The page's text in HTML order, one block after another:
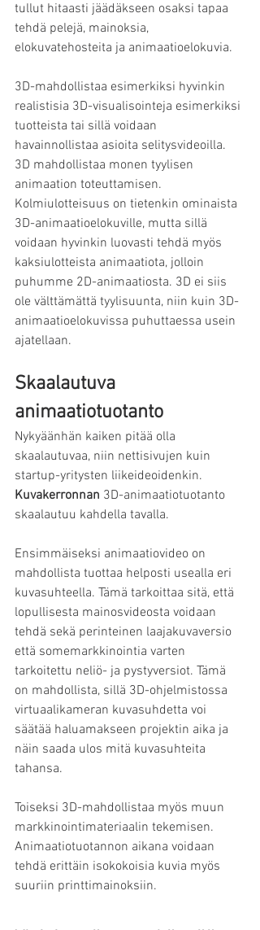
tullut hitaasti jäädäkseen osaksi tapaa
tehdä pelejä, mainoksia,
elokuvatehosteita ja animaatioelokuvia.
3D-mahdollistaa esimerkiksi hyvinkin
realistisia 3D-visualisointeja esimerkiksi
tuotteista tai sillä voidaan
havainnollistaa asioita selitysvideoilla.
3D mahdollistaa monen tyylisen
animaation toteuttamisen.
Kolmiulotteisuus on tietenkin ominaista
3D-animaatioelokuville, mutta sillä
voidaan hyvinkin luovasti tehdä myös
kaksiulotteista animaatiota, jolloin
puhumme 2D-animaatiosta. 3D ei siis
ole välttämättä tyylisuunta, niin kuin 3D-
animaatioelokuvissa puhuttaessa usein
ajatellaan.
Skaalautuva
animaatiotuotanto
Nykyäänhän kaiken pitää olla
skaalautuvaa, niin nettisivujen kuin
startup-yritysten liikeideoidenkin.
Kuvakerronnan 3D-animaatiotuotanto
skaalautuu kahdella tavalla.
Ensimmäiseksi animaatiovideo on
mahdollista tuottaa helposti usealla eri
kuvasuhteella. Tämä tarkoittaa sitä, että
lopullisesta mainosvideosta voidaan
tehdä sekä perinteinen laajakuvaversio
että somemarkkinointia varten
tarkoitettu neliö- ja pystyversiot. Tämä
on mahdollista, sillä 3D-ohjelmistossa
virtuaalikameran kuvasuhdetta voi
säätää haluamakseen projektin aika ja
näin saada ulos mitä kuvasuhteita
tahansa.
Toiseksi 3D-mahdollistaa myös muun
markkinointimateriaalin tekemisen.
Animaatiotuotannon aikana voidaan
tehdä erittäin isokokoisia kuvia myös
suuriin printtimainoksiin.